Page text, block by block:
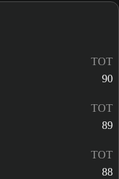
TOT
90
TOT
89
TOT
88